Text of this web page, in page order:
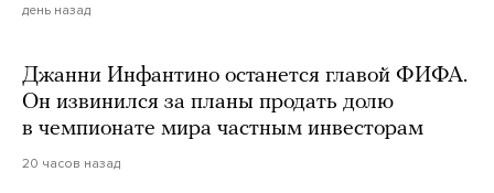
день назад
Джанни Инфантино останется главой ФИФА.
Он извинился за планы продать долю
в чемпионате мира частным инвесторам
20 часов назад